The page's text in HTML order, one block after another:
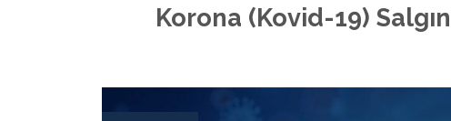
Korona (Kovid-19)